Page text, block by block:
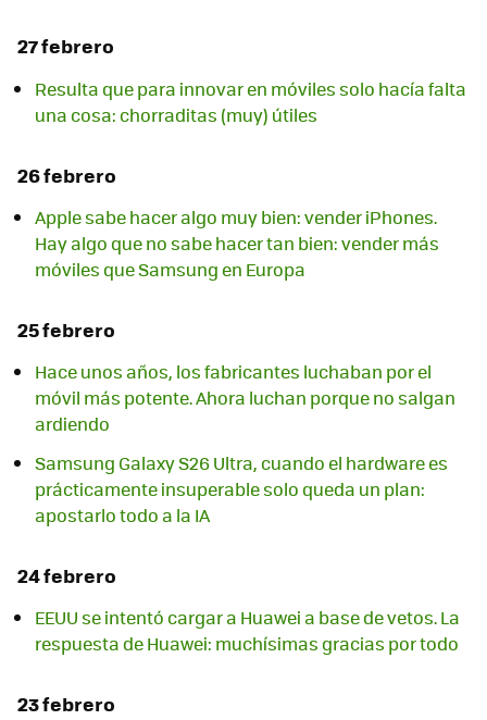
27 febrero
Resulta que para innovar en móviles solo hacía falta
una cosa: chorraditas (muy) útiles
26 febrero
Apple sabe hacer algo muy bien: vender iPhones.
Hay algo que no sabe hacer tan bien: vender más
móviles que Samsung en Europa
25 febrero
Hace unos años, los fabricantes luchaban por el
móvil más potente. Ahora luchan porque no salgan
ardiendo
Samsung Galaxy S26 Ultra, cuando el hardware es
prácticamente insuperable solo queda un plan:
apostarlo todo a la IA
24 febrero
EEUU se intentó cargar a Huawei a base de vetos. La
respuesta de Huawei: muchísimas gracias por todo
23 febrero